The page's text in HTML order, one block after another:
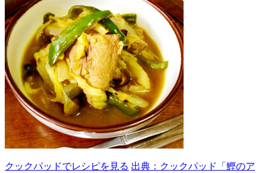
クックパッドでレシピを見る 出典：クックパッド「鰹のア